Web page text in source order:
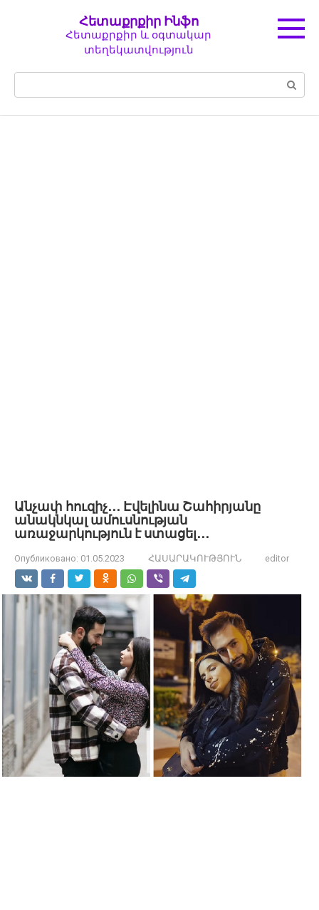
Հետաքրքիր Ինֆո
Հետաքրքիր և օգտակար
տեղեկատվություն
Անչափ հուզիչ․․․ Էվելինա Շահիրյանը
անակնկալ ամուսնության
առաջարկություն է ստացել․․․
Опубликовано: 01.05.2023 ՀԱՍԱՐԱԿՈՒԹՅՈՒՆ editor